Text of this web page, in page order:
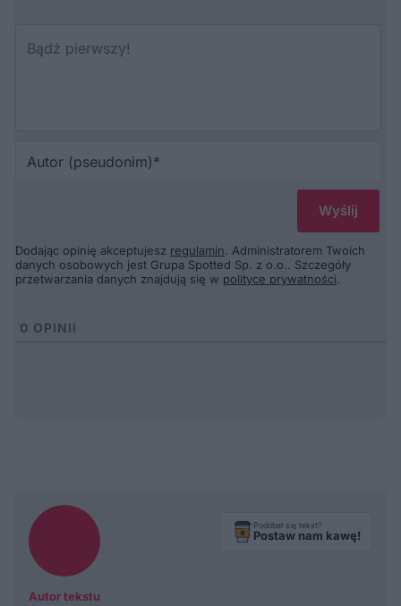
Dodając opinię akceptujesz regulamin. Administratorem Twoich
danych osobowych jest Grupa Spotted Sp. z o.o.. Szczegóły
przetwarzania danych znajdują się w polityce prywatności.
0 OPINII
Autor tekstu
Podobał się tekst?
Postaw nam kawę!